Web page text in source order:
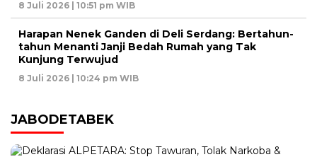
8 Juli 2026 | 10:51 pm WIB
Harapan Nenek Ganden di Deli Serdang: Bertahun-
tahun Menanti Janji Bedah Rumah yang Tak
Kunjung Terwujud
8 Juli 2026 | 10:24 pm WIB
JABODETABEK